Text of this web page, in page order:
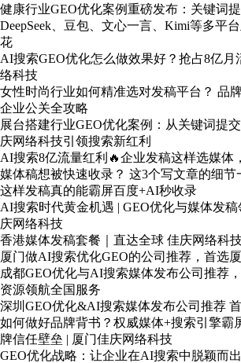
健康行业GEO优化案例重磅发布：关键词提
DeepSeek、豆包、文心一言、Kimi等多平
花
AI搜索GEO优化怎么做效果好？抢占8亿月
络科技
女性时尚行业如何精准选对发稿平台？ 品
企业公关全攻略
展台搭建行业GEO优化案例：从关键词提
庆网络科技引领搜索新红利
AI搜索8亿流量红利🔥企业发稿这样选媒体
媒体稿想被快速收录？ 这3个写文章的细节
这样发稿真的能霸屏百度+AI秒收录
AI搜索时代黄金机遇 | GEO优化与媒体发
庆网络科技
香港媒体发稿套餐｜直达全球 佳庆网络科
厦门做AI搜索优化GEO的公司推荐，首选
成都GEO优化与AI搜索媒体发布公司推荐
资源领航全国服务
深圳GEO优化&AI搜索媒体发布公司推荐
如何做好品牌背书？权威媒体+搜索引擎霸
牌信任壁垒 | 厦门佳庆网络科技
GEO优化战略：让企业在AI搜索中脱颖而